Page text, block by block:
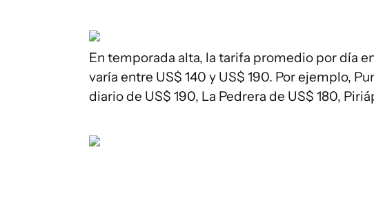
En temporada alta, la tarifa promedio por día
varía entre US$ 140 y US$ 190. Por ejemplo,
diario de US$ 190, La Pedrera de US$ 180,